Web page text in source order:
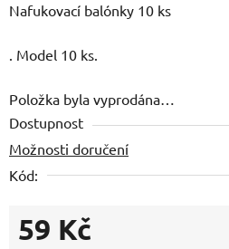
Nafukovací balónky 10 ks
. Model 10 ks.
Položka byla vyprodána…
Dostupnost
Možnosti doručení
Kód:
59 Kč